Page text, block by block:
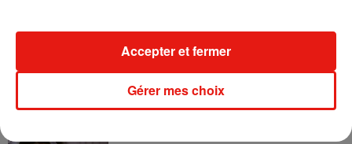
4 août 2026
Tiny Desk invite Charlie Puth pour une
live session solaire
Gérer mes choix
Accepter et fermer